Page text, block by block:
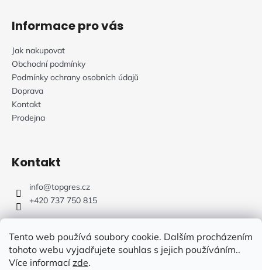
Tento web používá soubory cookie. Dalším procházením
tohoto webu vyjadřujete souhlas s jejich používáním..
Více informacízde.
Informace pro vás
Jak nakupovat
Obchodní podmínky
Podmínky ochrany osobních údajů
Doprava
Kontakt
Prodejna
Kontakt
info@topgres.cz
+420 737 750 815